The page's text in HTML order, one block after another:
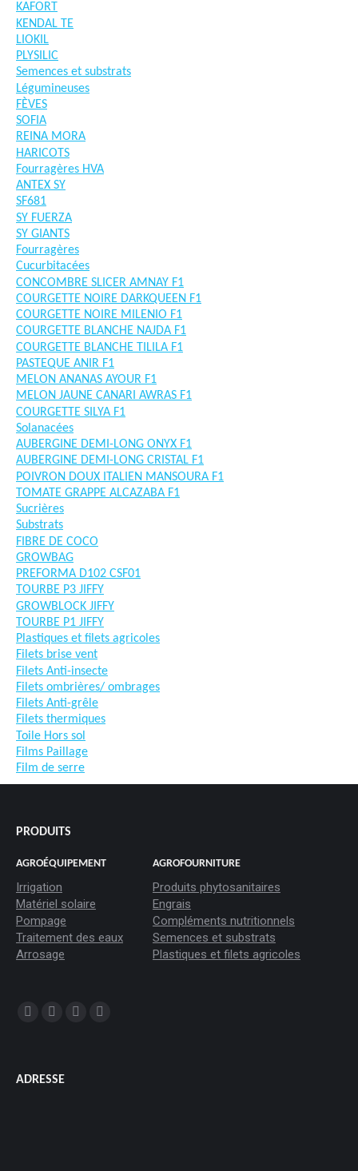
KAFORT
KENDAL TE
LIOKIL
PLYSILIC
Semences et substrats
Légumineuses
FÈVES
SOFIA
REINA MORA
HARICOTS
Fourragères HVA
ANTEX SY
SF681
SY FUERZA
SY GIANTS
Fourragères
Cucurbitacées
CONCOMBRE SLICER AMNAY F1
COURGETTE NOIRE DARKQUEEN F1
COURGETTE NOIRE MILENIO F1
COURGETTE BLANCHE NAJDA F1
COURGETTE BLANCHE TILILA F1
PASTEQUE ANIR F1
MELON ANANAS AYOUR F1
MELON JAUNE CANARI AWRAS F1
COURGETTE SILYA F1
Solanacées
AUBERGINE DEMI-LONG ONYX F1
AUBERGINE DEMI-LONG CRISTAL F1
POIVRON DOUX ITALIEN MANSOURA F1
TOMATE GRAPPE ALCAZABA F1
Sucrières
Substrats
FIBRE DE COCO
GROWBAG
PREFORMA D102 CSF01
TOURBE P3 JIFFY
GROWBLOCK JIFFY
TOURBE P1 JIFFY
Plastiques et filets agricoles
Filets brise vent
Filets Anti-insecte
Filets ombrières/ ombrages
Filets Anti-grêle
Filets thermiques
Toile Hors sol
Films Paillage
Film de serre
PRODUITS
AGROÉQUIPEMENT
Irrigation
Matériel solaire
Pompage
Traitement des eaux
Arrosage
AGROFOURNITURE
Produits phytosanitaires
Engrais
Compléments nutritionnels
Semences et substrats
Plastiques et filets agricoles
Trouvez nous sur :
s'ouvres'ouvre
ADRESSE